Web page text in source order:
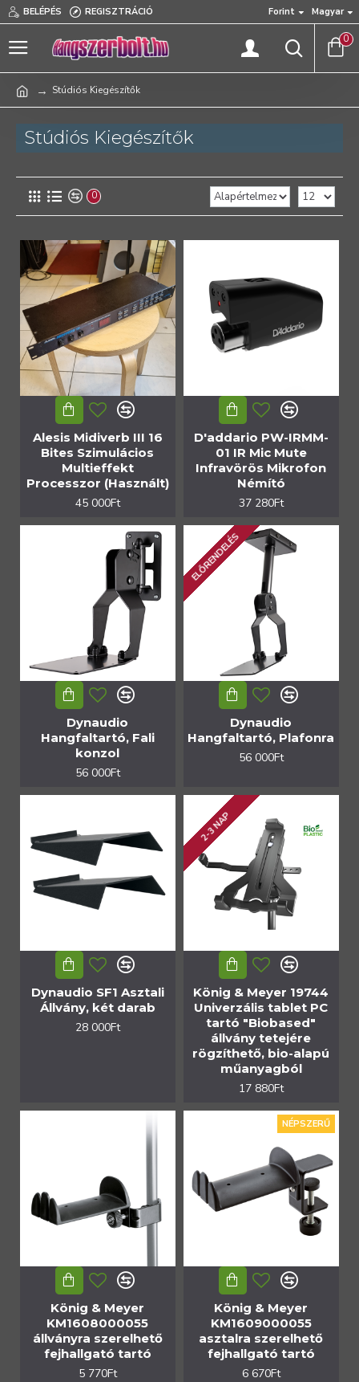
BELÉPÉS REGISZTRÁCIÓ Forint Magyar
0
Stúdiós Kiegészítők
Stúdiós Kiegészítők
0
Alesis Midiverb III 16
Bites Szimulácios
Multieffekt
Processzor (Használt)
45 000Ft
D'addario PW-IRMM-
01 IR Mic Mute
Infravörös Mikrofon
Némító
37 280Ft
Dynaudio
Hangfaltartó, Fali
konzol
56 000Ft
ELŐRENDELÉS
Dynaudio
Hangfaltartó, Plafonra
56 000Ft
Dynaudio SF1 Asztali
Állvány, két darab
28 000Ft
2-3 NAP
König & Meyer 19744
Univerzális tablet PC
tartó "Biobased"
állvány tetejére
rögzíthető, bio-alapú
műanyagból
17 880Ft
König & Meyer
KM1608000055
állványra szerelhető
fejhallgató tartó
5 770Ft
NÉPSZERŰ
König & Meyer
KM1609000055
asztalra szerelhető
fejhallgató tartó
6 670Ft